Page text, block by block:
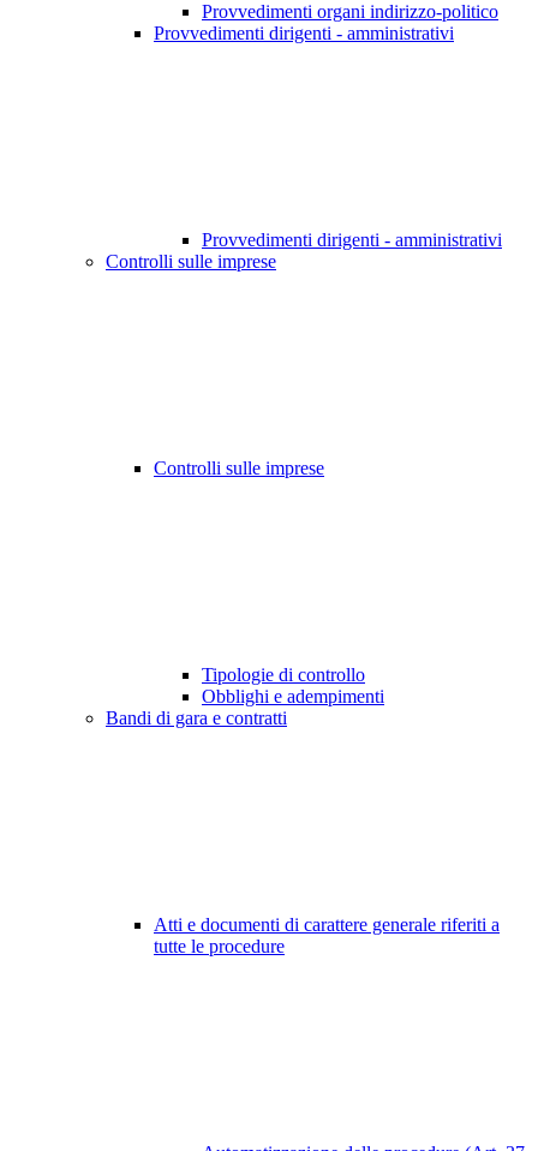
Provvedimenti organi indirizzo-politico
Provvedimenti dirigenti - amministrativi
Provvedimenti dirigenti - amministrativi
Controlli sulle imprese
Controlli sulle imprese
Tipologie di controllo
Obblighi e adempimenti
Bandi di gara e contratti
Atti e documenti di carattere generale riferiti a
tutte le procedure